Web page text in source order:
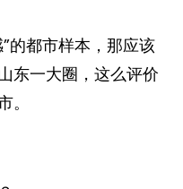
的都市样本，那应该
东一大圈，这么评价